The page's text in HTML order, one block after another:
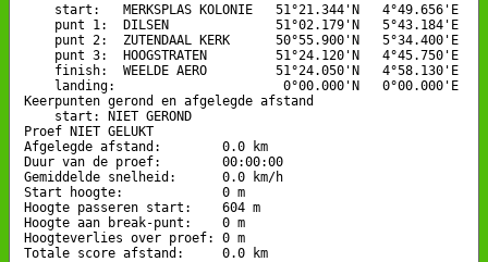
    start:   MERKSPLAS KOLONIE   51°21.344'N   4°49.656'E
punt 1:  DILSEN              51°02.179'N   5°43.184'E
punt 2:  ZUTENDAAL KERK      50°55.900'N   5°34.400'E
punt 3:  HOOGSTRATEN         51°24.120'N   4°45.750'E
finish:  WEELDE AERO         51°24.050'N   4°58.130'E
    landing:                      0°00.000'N   0°00.000'E
Keerpunten gerond en afgelegde afstand
    start: NIET GEROND
Proef NIET GELUKT
Afgelegde afstand:        0.0 km
Duur van de proef:        00:00:00
Gemiddelde snelheid:      0.0 km/h
Start hoogte:             0 m
Hoogte passeren start:    604 m
Hoogte aan break-punt:    0 m
Hoogteverlies over proef: 0 m
Totale score afstand:     0.0 km